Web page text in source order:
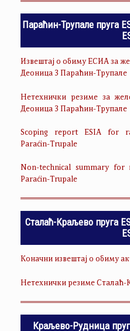
Параћин-Трупале пруга
Извештај о обиму ЕСИА за
Деоница 3 Параћин-Трупале
Нетехнички резиме за
Деоница 3 Параћин-Трупале
Scoping report ESIA for
Paraćin-Trupale
Non-technical summary for
Paraćin-Trupale
Сталаћ-Краљево пруга
Коначни извештај о обиму
Нетехнички резиме Сталаћ-
Краљево-Рудница